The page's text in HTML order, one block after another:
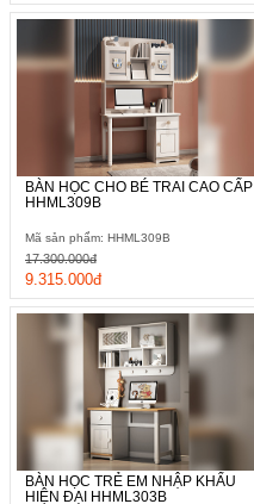
BÀN HỌC CHO BÉ TRAI CAO CẤP
HHML309B
Mã sản phẩm: HHML309B
9.315.000đ
17.300.000đ
BÀN HỌC TRẺ EM NHẬP KHẨU
HIỆN ĐẠI HHML303B